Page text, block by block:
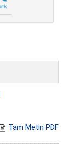
Tam Metin PDF